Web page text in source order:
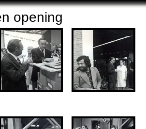
opening